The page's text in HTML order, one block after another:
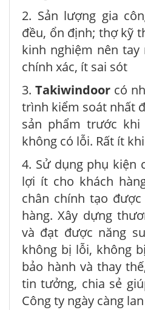
2. Sản lượng gia
đều, ổn định; thợ kỹ
kinh nghiệm nên tay
chính xác, ít sai sót
3.Takiwindoor có
trình kiểm soát nhất
sản phẩm trước
không có lỗi. Rất ít
4. Sử dụng phụ kiện
lợi ít cho khách
chân chính tạo
hàng. Xây dựng
và đạt được năng
không bị lỗi, không
bảo hành và thay
tin tưởng, chia sẻ
Công ty ngày càng